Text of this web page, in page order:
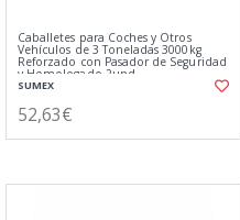
Caballetes para Coches y Otros
Vehículos de 3 Toneladas 3000kg
Reforzado con Pasador de Seguridad
y Homologado 2und
SUMEX
52,63€